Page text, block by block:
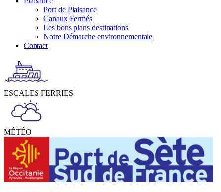
Port de Plaisance
Canaux Fermés
Les bons plans destinations
Notre Démarche environnementale
Contact
ESCALES FERRIES
MÉTÉO